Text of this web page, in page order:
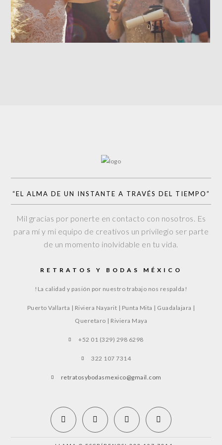
“EL ALMA DE UN INSTANTE A TRAVÉS DEL TIEMPO”
Mil gracias por ponerte en contacto con nosotros. Es
para mí y mi equipo de creativos un privilegio ser parte
de un momento inolvidable en tu vida.
RETRATOS Y BODAS MÉXICO
!La calidad y pasión por nuestro trabajo nos respalda!
Puerto Vallarta | Riviera Nayarit | Punta Mita | Guadalajara |
Queretaro | Riviera Maya
+52 01 (329) 298 6298
322 107 7314
retratosybodasmexico@gmail.com